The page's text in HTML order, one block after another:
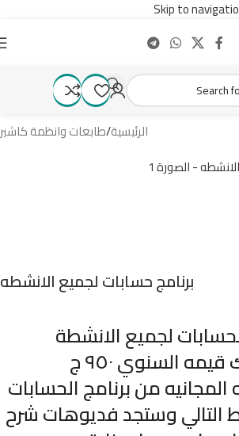
Skip to
الرئيسية/طابعات وانظمة كاشير
برنامج حسابات لجميع الانشطه
لجميع الانشطة
السنوي ٩٥٠ ج
من برنامج الحسابات
التالي وستجد فديوهات شرح